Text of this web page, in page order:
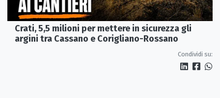
Crati, 5,5 milioni per mettere in sicurezza gli
argini tra Cassano e Corigliano-Rossano
Condividi su: